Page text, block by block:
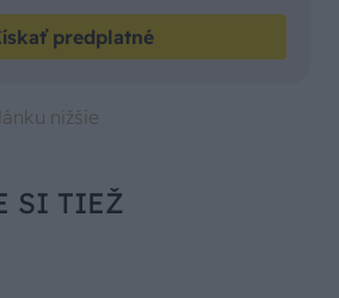
predplatné
SI TIEŽ